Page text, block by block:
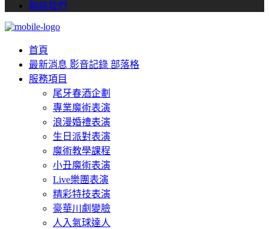
聯絡我們
首頁
最新消息 影音記錄 部落格
服務項目
尾牙春酒企劃
專業魔術表演
浪漫婚禮表演
生日派對表演
魔術教學課程
小丑魔術表演
Live樂團表演
精彩特技表演
豪華川劇變臉
人入氣球達人